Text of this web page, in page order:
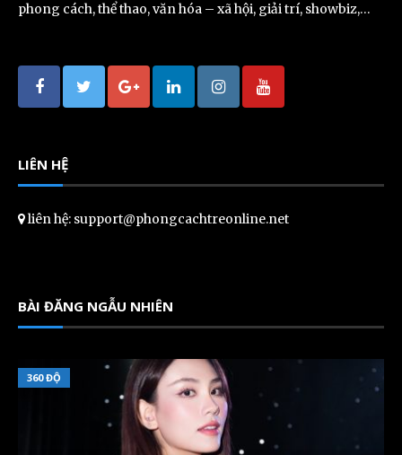
phong cách, thể thao, văn hóa – xã hội, giải trí, showbiz,…
LIÊN HỆ
liên hệ: support@phongcachtreonline.net
BÀI ĐĂNG NGẪU NHIÊN
360 ĐỘ